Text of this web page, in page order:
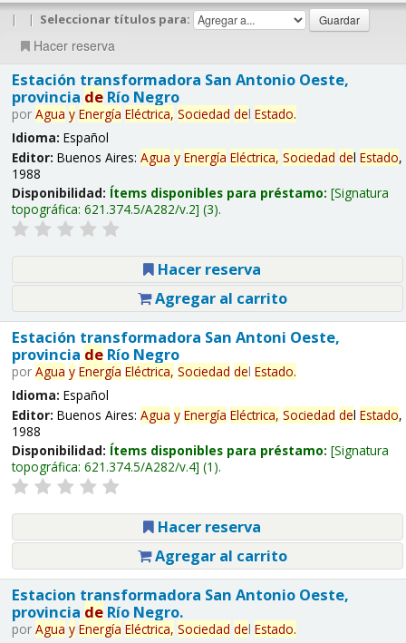
| | Seleccionar títulos para:
Hacer reserva
Estación transformadora San Antonio Oeste,
provincia deRío Negro
por Agua y Energía Eléctrica, Sociedad del Estado.
Idioma: Español
Editor: Buenos Aires: Agua y Energía Eléctrica, Sociedad del Estado,
1988
Disponibilidad: Ítems disponibles para préstamo: Signatura
topográfica: 621.374.5/A282/v.2 (3).
Hacer reserva
Agregar al carrito
Estación transformadora San Antoni Oeste,
provincia deRío Negro
por Agua y Energía Eléctrica, Sociedad del Estado.
Idioma: Español
Editor: Buenos Aires: Agua y Energía Eléctrica, Sociedad del Estado,
1988
Disponibilidad: Ítems disponibles para préstamo: Signatura
topográfica: 621.374.5/A282/v.4 (1).
Hacer reserva
Agregar al carrito
Estacion transformadora San Antonio Oeste,
provincia deRío Negro.
por Agua y Energía Eléctrica, Sociedad del Estado.